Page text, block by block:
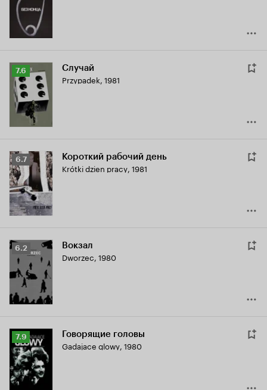
7.5
Рейтинг
Кинопоиска
7.6
7.6 Случай
Przypadek, 1981
Рейтинг
Кинопоиска
6.7
6.7 Короткий рабочий день
Krótki dzien pracy, 1981
Рейтинг
Кинопоиска
6.2
6.2 Вокзал
Dworzec, 1980
Рейтинг
Кинопоиска
7.9
7.9 Говорящие головы
Gadajace glowy, 1980